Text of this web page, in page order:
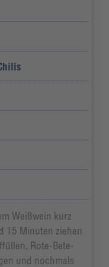
Weißwein kurz
15 Minuten ziehen
Rote-Bete-
und nochmals